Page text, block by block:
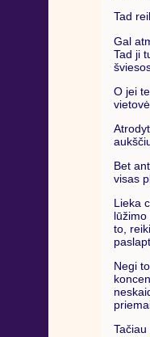
Tad
Gal
Tad ji
O jei
Bet
visas
Lieka
to,
Negi